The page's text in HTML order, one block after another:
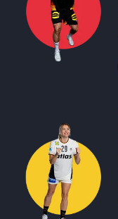
Call to action image